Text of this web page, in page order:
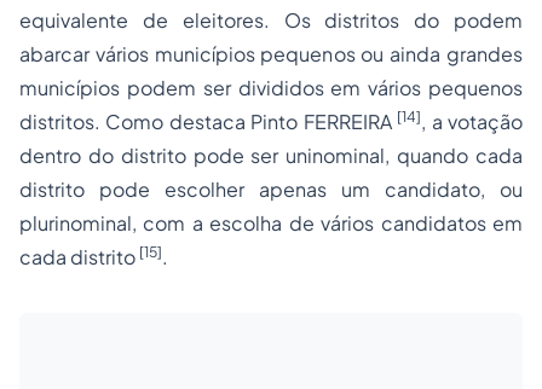
equivalente de eleitores. Os distritos do podem
abarcar vários municípios pequenos ou ainda grandes
municípios podem ser divididos em vários pequenos
distritos. Como destaca Pinto FERREIRA [14], a votação
dentro do distrito pode ser uninominal, quando cada
distrito pode escolher apenas um candidato, ou
plurinominal, com a escolha de vários candidatos em
cada distrito [15].